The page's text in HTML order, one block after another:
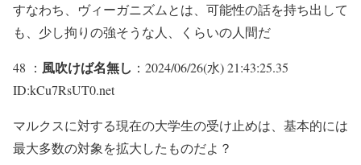
すなわち、ヴィーガニズムとは、可能性の話を持ち出して
も、少し拘りの強そうな人、くらいの人間だ
48 ： 風吹けば名無し ：2024/06/26(水) 21:43:25.35
ID:kCu7RsUT0.net
マルクスに対する現在の大学生の受け止めは、基本的には
最大多数の対象を拡大したものだよ？